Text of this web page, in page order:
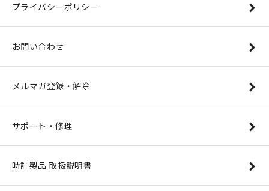
プライバシーポリシー
お問い合わせ
メルマガ登録・解除
サポート・修理
時計製品 取扱説明書